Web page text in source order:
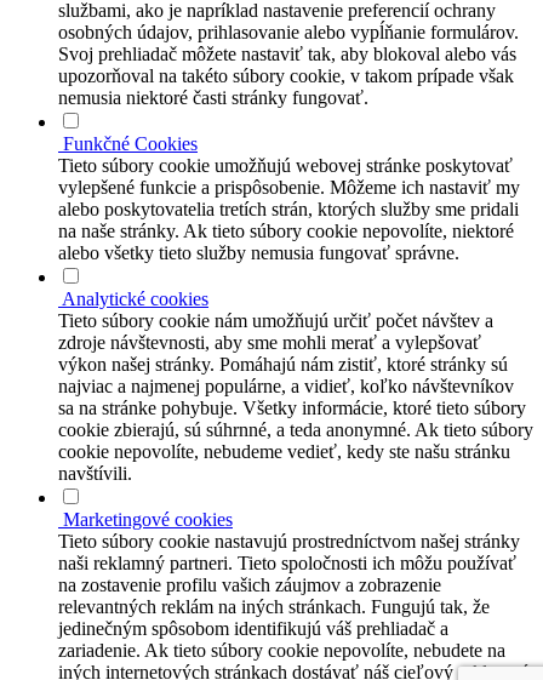
službami, ako je napríklad nastavenie preferencií ochrany
osobných údajov, prihlasovanie alebo vypĺňanie formulárov.
Svoj prehliadač môžete nastaviť tak, aby blokoval alebo vás
upozorňoval na takéto súbory cookie, v takom prípade však
nemusia niektoré časti stránky fungovať.
Funkčné Cookies
Tieto súbory cookie umožňujú webovej stránke poskytovať
vylepšené funkcie a prispôsobenie. Môžeme ich nastaviť my
alebo poskytovatelia tretích strán, ktorých služby sme pridali
na naše stránky. Ak tieto súbory cookie nepovolíte, niektoré
alebo všetky tieto služby nemusia fungovať správne.
Analytické cookies
Tieto súbory cookie nám umožňujú určiť počet návštev a
zdroje návštevnosti, aby sme mohli merať a vylepšovať
výkon našej stránky. Pomáhajú nám zistiť, ktoré stránky sú
najviac a najmenej populárne, a vidieť, koľko návštevníkov
sa na stránke pohybuje. Všetky informácie, ktoré tieto súbory
cookie zbierajú, sú súhrnné, a teda anonymné. Ak tieto súbory
cookie nepovolíte, nebudeme vedieť, kedy ste našu stránku
navštívili.
Marketingové cookies
Tieto súbory cookie nastavujú prostredníctvom našej stránky
naši reklamný partneri. Tieto spoločnosti ich môžu používať
na zostavenie profilu vašich záujmov a zobrazenie
relevantných reklám na iných stránkach. Fungujú tak, že
jedinečným spôsobom identifikujú váš prehliadač a
zariadenie. Ak tieto súbory cookie nepovolíte, nebudete na
iných internetových stránkach dostávať náš cieľový reklamný